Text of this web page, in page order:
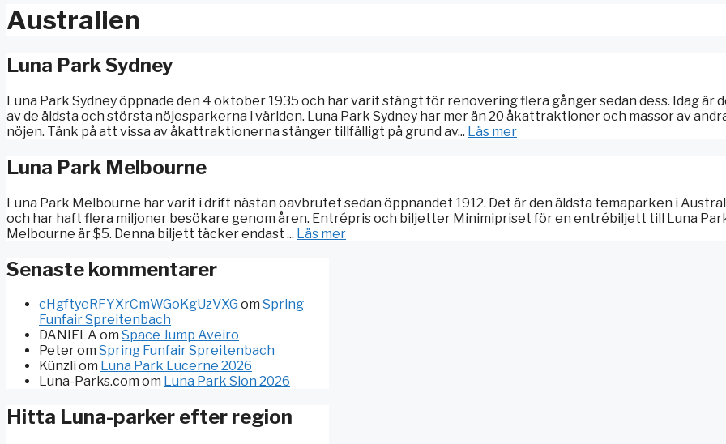
Australien
Luna Park Sydney
Luna Park Sydney öppnade den 4 oktober 1935 och har varit stängt för renovering flera gånger sedan dess. Idag är
av de äldsta och största nöjesparkerna i världen. Luna Park Sydney har mer än 20 åkattraktioner och massor av
nöjen. Tänk på att vissa av åkattraktionerna stänger tillfälligt på grund av... Läs mer
Luna Park Melbourne
Luna Park Melbourne har varit i drift nästan oavbrutet sedan öppnandet 1912. Det är den äldsta temaparken i
och har haft flera miljoner besökare genom åren. Entrépris och biljetter Minimipriset för en entrébiljett till Luna
Melbourne är $5. Denna biljett täcker endast ... Läs mer
Senaste kommentarer
cHgftyeRFYXrCmWGoKgUzVXG om Spring
Funfair Spreitenbach
DANIELA om Space Jump Aveiro
Peterom Spring Funfair Spreitenbach
Künzli om Luna Park Lucerne 2026
Luna-Parks.com om Luna Park Sion 2026
Hitta Luna-parker efter region